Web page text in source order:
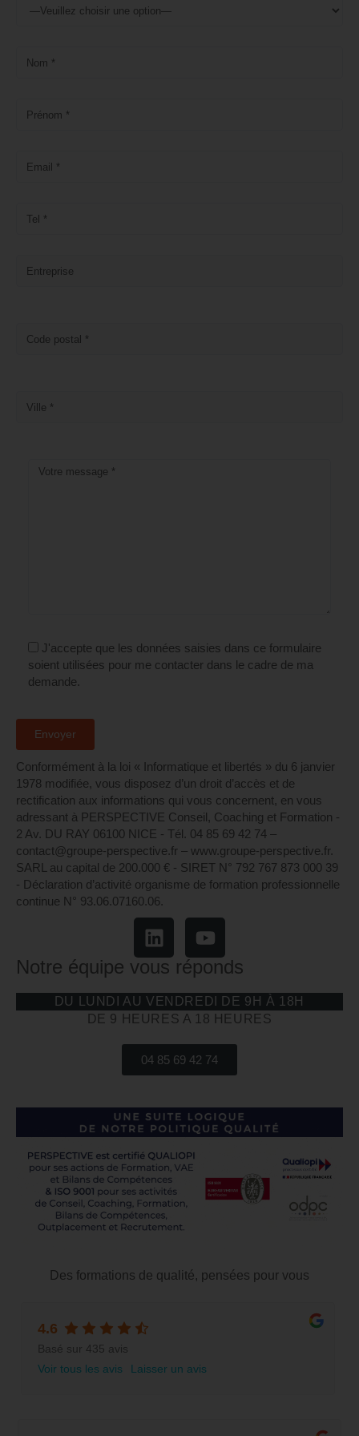
J'accepte que les données saisies dans ce formulaire
soient utilisées pour me contacter dans le cadre de ma
demande.
Conformément à la loi « Informatique et libertés » du 6 janvier
1978 modifiée, vous disposez d’un droit d’accès et de
rectification aux informations qui vous concernent, en vous
adressant à PERSPECTIVE Conseil, Coaching et Formation -
2 Av. DU RAY 06100 NICE - Tél. 04 85 69 42 74⁩ –
contact@groupe-perspective.fr – www.groupe-perspective.fr.
SARL au capital de 200.000 € - SIRET N° 792 767 873 000 39
- Déclaration d’activité organisme de formation professionnelle
continue N° 93.06.07160.06.
Notre équipe vous réponds
DU LUNDI AU VENDREDI DE 9H À 18H
DE 9 HEURES A 18 HEURES
04 85 69 42 74
Des formations de qualité, pensées pour vous
4.6
Basé sur 435 avis
Voir tous les avis
Laisser un avis